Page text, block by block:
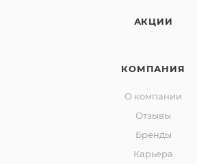
АКЦИИ
КОМПАНИЯ
О компании
Отзывы
Бренды
Карьера